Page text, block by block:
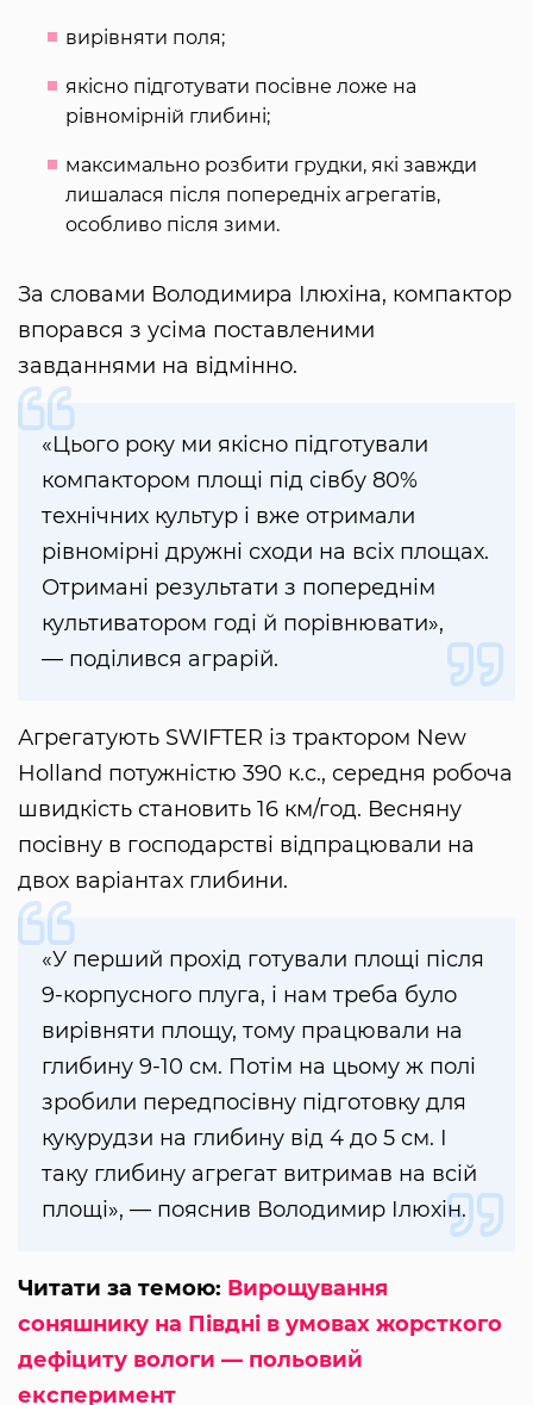
вирівняти поля;
якісно підготувати посівне ложе на
рівномірній глибині;
максимально розбити грудки, які завжди
лишалася після попередніх агрегатів,
особливо після зими.
За словами Володимира Ілюхіна, компактор
впорався з усіма поставленими
завданнями на відмінно.
«Цього року ми якісно підготували
компактором площі під сівбу 80%
технічних культур і вже отримали
рівномірні дружні сходи на всіх площах.
Отримані результати з попереднім
культиватором годі й порівнювати»,
— поділився аграрій.
Агрегатують SWIFTER із трактором New
Holland потужністю 390 к.с., середня робоча
швидкість становить 16 км/год. Весняну
посівну в господарстві відпрацювали на
двох варіантах глибини.
«У перший прохід готували площі після
9-корпусного плуга, і нам треба було
вирівняти площу, тому працювали на
глибину 9-10 см. Потім на цьому ж полі
зробили передпосівну підготовку для
кукурудзи на глибину від 4 до 5 см. І
таку глибину агрегат витримав на всій
площі», — пояснив Володимир Ілюхін.
Читати за темою: Вирощування
соняшнику на Півдні в умовах жорсткого
дефіциту вологи — польовий
експеримент